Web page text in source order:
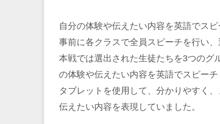
自分の体験や伝えたい内容を英語でス
事前に各クラスで全員スピーチを行い
本戦では選出された生徒たちを3つのグ
の体験や伝えたい内容を英語でスピー
タブレットを使用して、分かりやすく
伝えたい内容を表現していました。